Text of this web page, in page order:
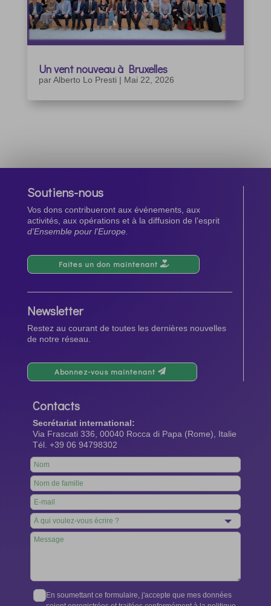
Un vent nouveau à Bruxelles
parAlberto Lo Presti | Mai 22, 2026
Soutiens-nous
Vos dons contribueront aux événements, aux
activités, aux opérations et à la diffusion de l’esprit
d’Ensemble pour l’Europe.
Faites un don maintenant
Newsletter
Restez au courant de toutes les dernières nouvelles
de notre réseau.
Abonnez-vous maintenant
Contacts
Secrétariat international:
Via Frascati 336, 00040 Rocca di Papa (Rome), Italie
Tél. +39 06 94798302
Leave
this
field
blank
En soumettant ce formulaire, j'accepte que mes données